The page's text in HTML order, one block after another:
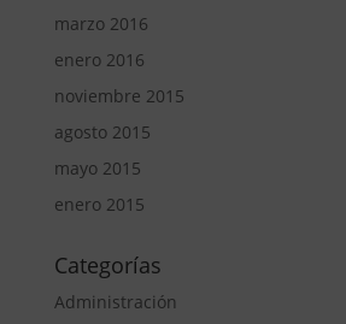
marzo 2016
enero 2016
noviembre 2015
agosto 2015
mayo 2015
enero 2015
Categorías
Administración